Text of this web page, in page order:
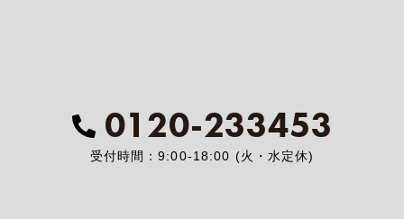
0120-233453
受付時間：9:00-18:00 (火・水定休)